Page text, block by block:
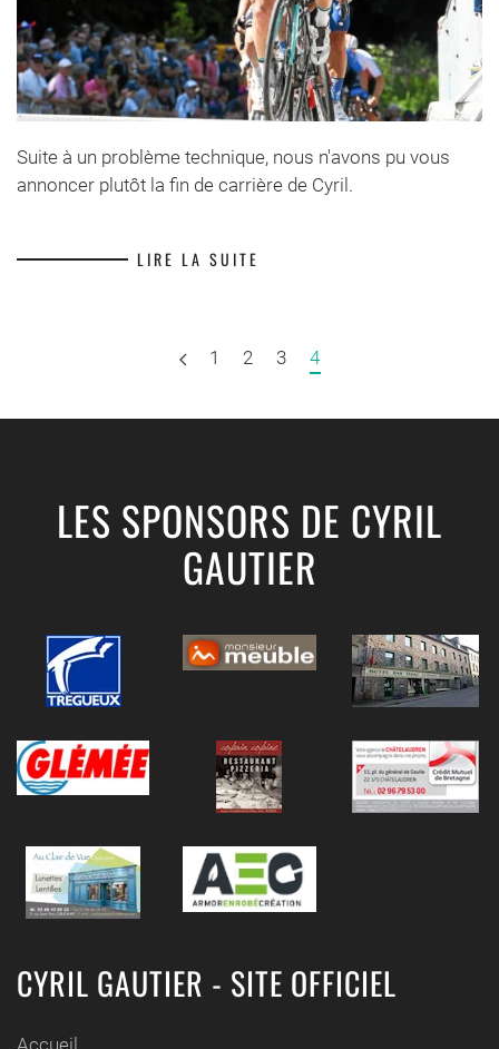
Suite à un problème technique, nous n'avons pu vous
annoncer plutôt la fin de carrière de Cyril.
LIRE LA SUITE
1 2 3 4
LES SPONSORS DE CYRIL
GAUTIER
CYRIL GAUTIER - SITE OFFICIEL